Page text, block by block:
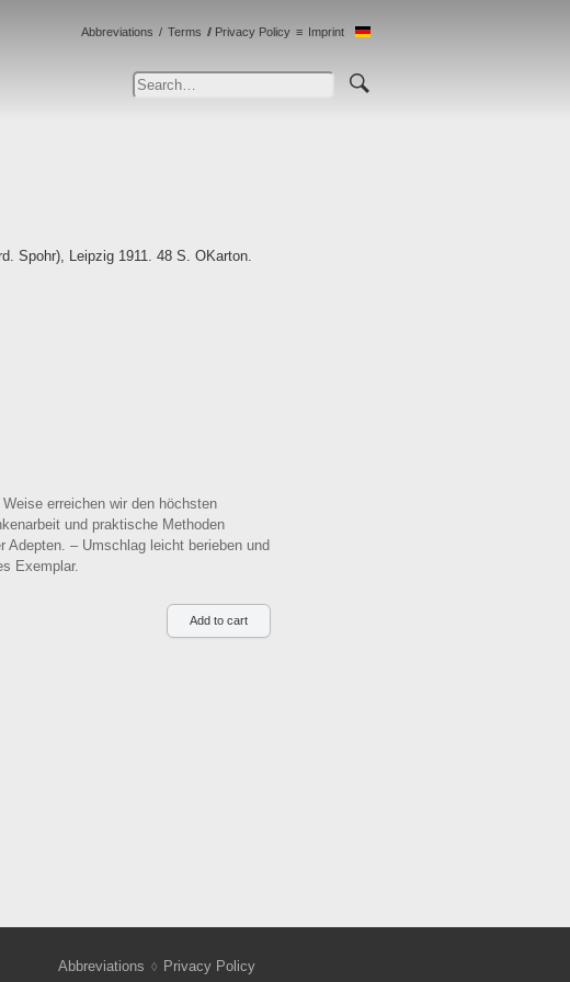
Abbreviations Terms Privacy Policy Imprint
Spohr), Leipzig 1911. 48 S. OKarton.
erreichen wir den höchsten
und praktische Methoden
Adepten. – Umschlag leicht berieben und
Exemplar.
Abbreviations
Privacy Policy